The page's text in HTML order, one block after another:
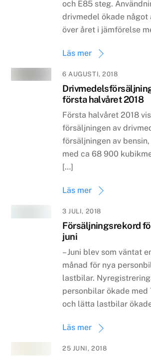
och E85 steg.
drivmedel ökade något
över året i jämförelse
Läs mer
6 AUGUSTI, 2018
första halvåret 2018
Första halvåret 2018
försäljningen av
försäljningen av
med ca 68 900
[…]
Läs mer
3 JULI, 2018
Försäljningsrekord
juni
– Juni blev som väntat
månad för nya
lastbilar.
personbilar ökade
och lätta lastbilar
Läs mer
25 JUNI, 2018